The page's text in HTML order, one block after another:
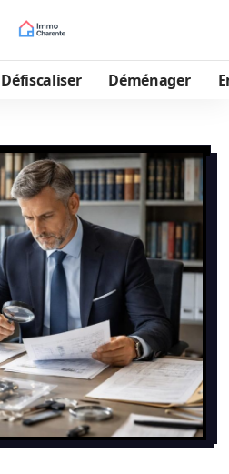
Défiscaliser Déménager